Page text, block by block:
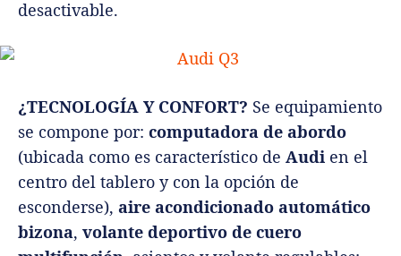
desactivable.
¿TECNOLOGÍA Y CONFORT? Se equipamiento
se compone por: computadora de abordo
(ubicada como es característico de Audi en el
centro del tablero y con la opción de
esconderse), aire acondicionado automático
bizona, volante deportivo de cuero